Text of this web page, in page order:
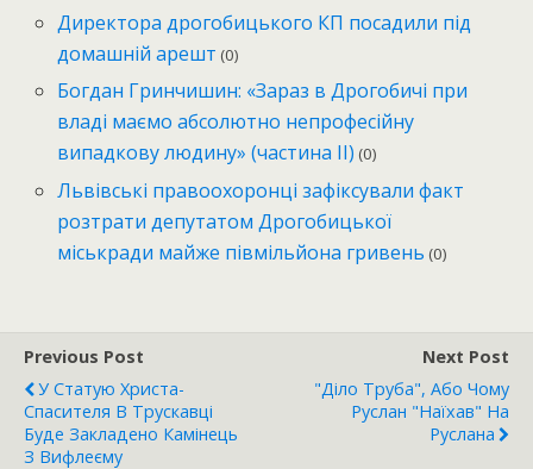
Директора дрогобицького КП посадили під
домашній арешт (0)
Богдан Гринчишин: «Зараз в Дрогобичі при
владі маємо абсолютно непрофесійну
випадкову людину» (частина ІІ) (0)
Львівські правоохоронці зафіксували факт
розтрати депутатом Дрогобицької
міськради майже півмільйона гривень (0)
Previous Post
У Статую Христа-
Спасителя В Трускавці
Буде Закладено Камінець
З Вифлеєму
Next Post
"Діло Труба", Або Чому
Руслан "наїхав" На
Руслана